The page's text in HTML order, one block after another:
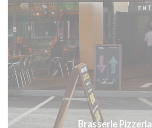
Brasserie Pizzeria